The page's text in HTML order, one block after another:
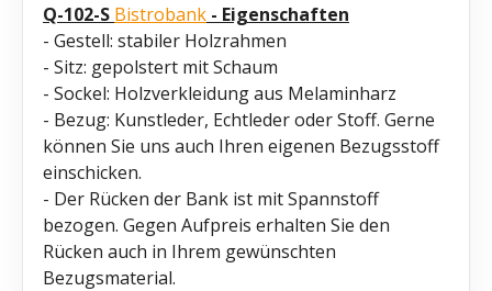
Q-102-S Bistrobank - Eigenschaften
- Gestell: stabiler Holzrahmen
- Sitz: gepolstert mit Schaum
- Sockel: Holzverkleidung aus Melaminharz
- Bezug: Kunstleder, Echtleder oder Stoff. Gerne
können Sie uns auch Ihren eigenen Bezugsstoff
einschicken.
- Der Rücken der Bank ist mit Spannstoff
bezogen. Gegen Aufpreis erhalten Sie den
Rücken auch in Ihrem gewünschten
Bezugsmaterial.